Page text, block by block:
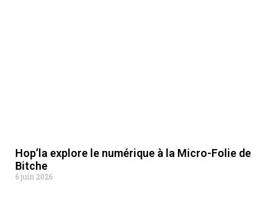
Hop’la explore le numérique à la Micro-Folie de
Bitche
6 juin 2026